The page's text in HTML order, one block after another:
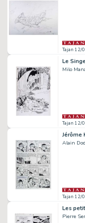
Tajan 12/
Le
Milo
Tajan 12/
Alain
Tajan 12/
Les
Pierre